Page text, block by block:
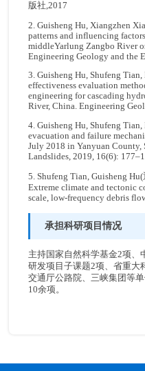
版社,2017
2. Guisheng Hu, Xiangzhen
patterns and influencing
middleYarlung Zangbo River
Engineering Geology and the
3. Guisheng Hu, Shufeng
effectiveness evaluation
engineering for cascading
River, China. Engineering
4. Guisheng Hu, Shufeng
evacuation and failure
July 2018 in Yanyuan County,
Landslides, 2019, 16(6):
5. Shufeng Tian, Guisheng
Extreme climate and tectonic
scale, low-frequency debris
承担科研项目情况
主持国家自然科学基金2项、
研发项目子课题2项、省重大
交通厅公路院、三峡集团等
10余项。